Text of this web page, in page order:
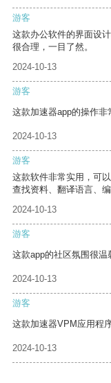
游客
这款办公软件的界面设
很合理，一目了然。
2024-10-13
游客
这款加速器app的操作非
2024-10-13
游客
这款软件非常实用，可
查找资料、翻译语言、编
2024-10-13
游客
这款app的社区氛围很温
2024-10-13
游客
这款加速器VPM应用程
2024-10-13